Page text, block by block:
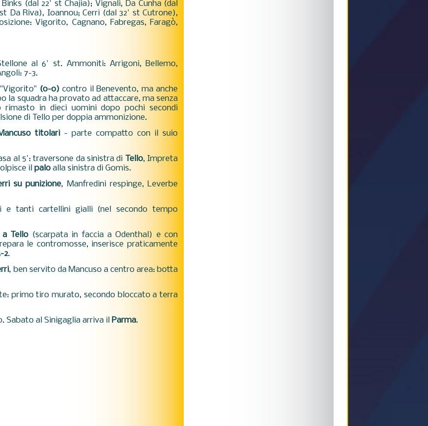
(dal 22' st Chajia); Vignali, Da Cunha (dal
Da Riva), Ioannou; Cerri (dal 32' st Cutrone),
Vigorito, Cagnano, Fabregas, Faragò,
al 6' st. Ammoniti: Arrigoni, Bellemo,
7-3.
(0-0) contro il Benevento, ma anche
la squadra ha provato ad attaccare, ma senza
in dieci uomini dopo pochi secondi
di Tello per doppia ammonizione.
titolari - parte compatto con il suio
al 5':traversone da sinistra di Tello, Impreta
il palo alla sinistra di Gomis.
su punizione, Manfredini respinge, Leverbe
e tanti cartellini gialli (nel secondo tempo
Tello (scarpata in faccia a Odenthal) e con
le contromosse, inserisce praticamente
2.
, ben servito da Mancuso a centro area: botta
primo tiro murato, secondo bloccato a terra
Sabato al Sinigaglia arriva il Parma.